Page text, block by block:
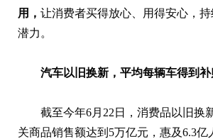
用， 让消费者买得放心、用得安心，
潜力。
汽车以旧换新，平均每辆车得到补
截至今年6月22日，消费品以旧换
关商品销售额达到5万亿元，惠及6.3亿